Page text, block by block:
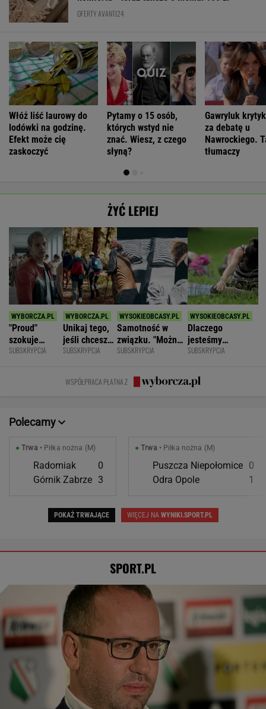
OFERTY AVANTI24
Włóż liść laurowy do
lodówki na godzinę.
Efekt może cię
zaskoczyć
Pytamy o 15 osób,
których wstyd nie
znać. Wiesz, z czego
słyną?
Gawryluk
za debatę u
Nawrockiego.
tłumaczy
ŻYĆ LEPIEJ
"Proud"
szokuje
odważnymi
SUBSKRYPCJA
Unikaj tego,
jeśli chcesz
znacznie
starczą
demencję
SUBSKRYPCJA
Samotność w
związku. "Można
być kochaną i
się samotną"
SUBSKRYPCJA
Dlaczego
jesteśmy
permanentnie
same grzechy
główne"
SUBSKRYPCJA
WSPÓŁPRACA PŁATNA Z
Polecamy
●Trwa • Piłka nożna (M)
Radomiak
0
Górnik Zabrze 3
●Trwa • Piłka nożna (M)
Puszcza Niepołomice 0
Odra Opole
1
POKAŻ TRWAJĄCE WIĘCEJ NAWYNIKI.SPORT.PL
SPORT.PL